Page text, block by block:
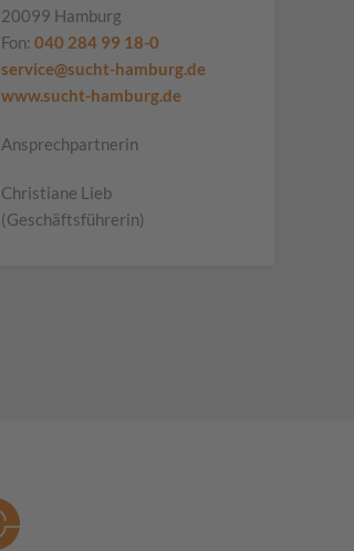
20099 Hamburg
Fon: 040 284 99 18-0
service@sucht-hamburg.de
www.sucht-hamburg.de
Ansprechpartnerin
Christiane Lieb
(Geschäftsführerin)